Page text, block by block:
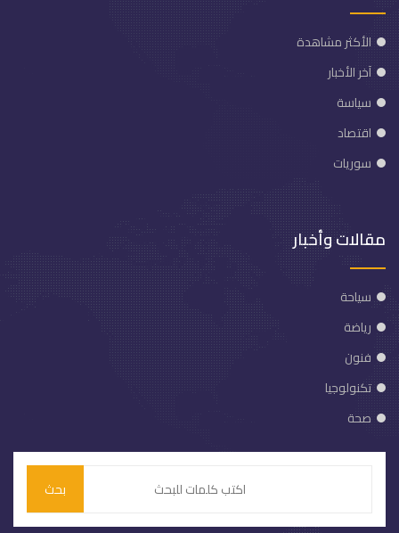
الأكثر مشاهدة
آخر الأخبار
سياسة
اقتصاد
سوريات
مقالات وأخبار
سياحة
رياضة
فنون
تكنولوجيا
صحة
بحث